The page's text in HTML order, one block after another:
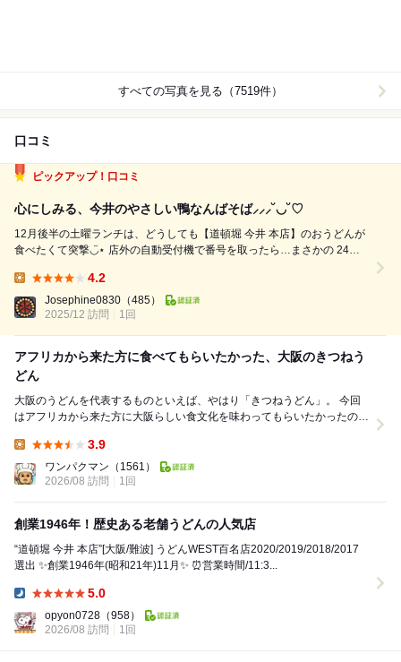
すべての写真を見る（7519件）
口コミ
ピックアップ！口コミ
心にしみる、今井のやさしい鴨なんばそば⸝⸝⸝˘◡˘♡
12月後半の土曜ランチは、どうしても【道頓堀 今井 本店】のおうどんが
食べたくて突撃◡̈⋆ 店外の自動受付機で番号を取ったら…まさかの 24組
めてたので、難波をうろうろしながら待つこと約2時間。。。 LINEで
『そろそろ順番...
4.2
Josephine0830 （485）
2025/12 訪問
1回
アフリカから来た方に食べてもらいたかった、大阪のきつねう
どん
大阪のうどんを代表するものといえば、やはり「きつねうどん」。 今回
はアフリカから来た方に大阪らしい食文化を味わってもらいたかったの
3.9
ワンパクマン （1561）
2026/08 訪問
1回
創業1946年！歴史ある老舗うどんの人気店
“道頓堀 今井 本店”[大阪/難波] うどんWEST百名店2020/2019/2018/2017
選出 ✨創業1946年(昭和21年)11月✨ ⏰営業時間/11:3...
5.0
opyon0728 （958）
2026/08 訪問
1回